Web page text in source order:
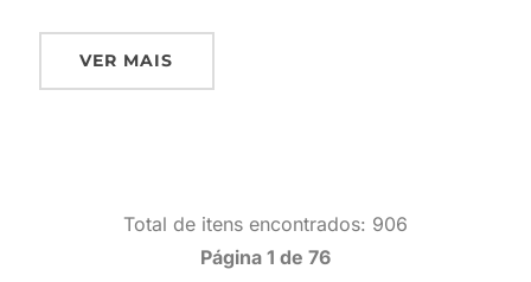
VER MAIS
Total de itens encontrados: 906
Página 1 de 76